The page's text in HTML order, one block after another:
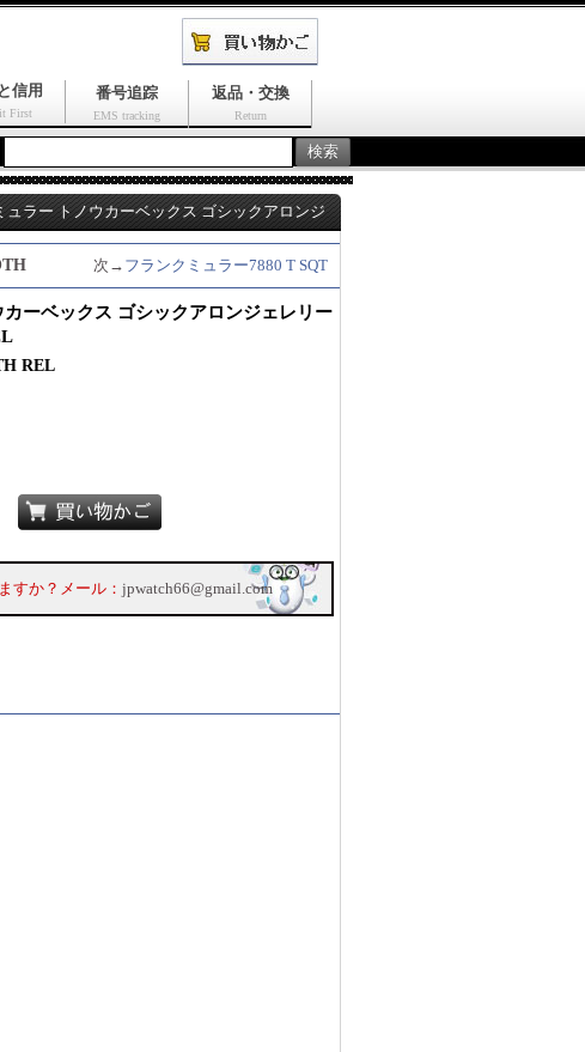
信用
First
番号追踪
EMS tracking
返品・交換
Return
ュラー トノウカーベックス ゴシックアロンジ
次→ フランクミュラー7880 T SQT
ーベックス ゴシックアロンジェレリー
REL
すか？メール： jpwatch66@gmail.com